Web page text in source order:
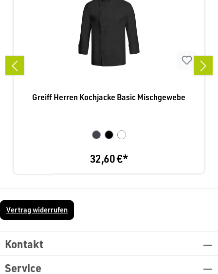
Greiff Herren Kochjacke Basic Mischgewebe
32,60 €*
Vertrag widerrufen
Kontakt
Service